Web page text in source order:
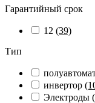
Гарантийный срок
12 (39)
Тип
инвертор
Электроды